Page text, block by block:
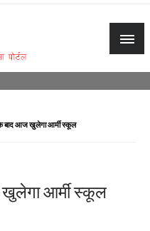
बाद आज खुलेगा आर्मी स्कूल
आर्मी स्कूल